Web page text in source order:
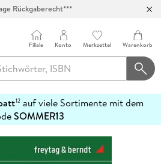
Rückgaberecht***
Filiale Konto Merkzettel Warenkorb
12auf viele Sortimente mit dem
SOMMER13